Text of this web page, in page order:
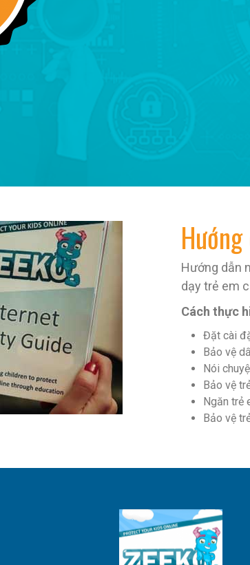
Hướng dẫn
dạy trẻ em
Cách thực
Đặt cài
Bảo vệ
Nói
Bảo vệ
Ngăn trẻ
Bảo vệ